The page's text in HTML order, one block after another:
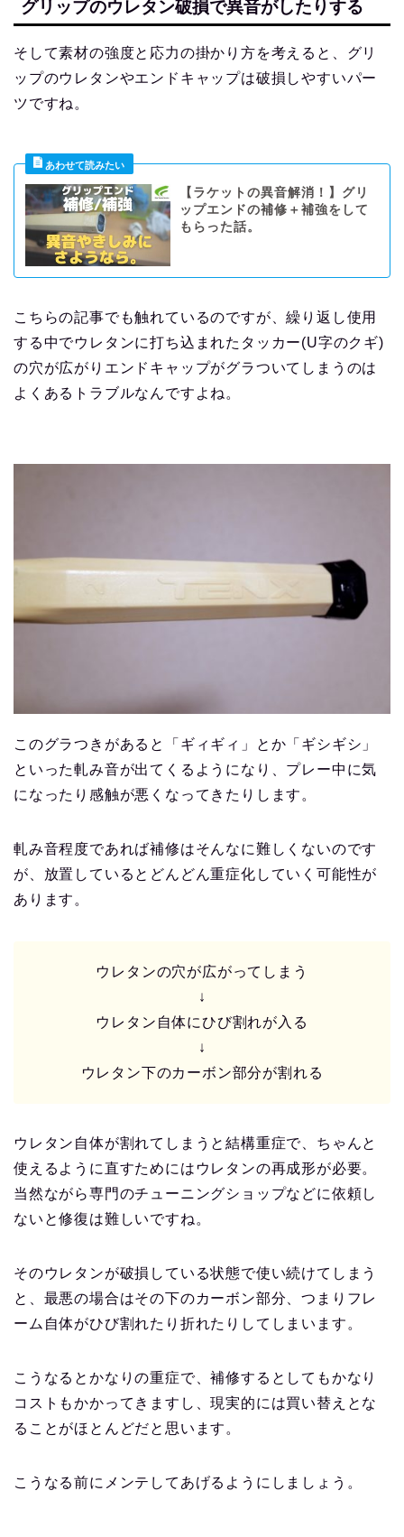
グリップのウレタン破損で異音がしたりする
そして素材の強度と応力の掛かり方を考えると、グリ
ップのウレタンやエンドキャップは破損しやすいパー
ツですね。
【ラケットの異音解消！】グリ
ップエンドの補修＋補強をして
もらった話。
こちらの記事でも触れているのですが、繰り返し使用
する中でウレタンに打ち込まれたタッカー(U字のクギ)
の穴が広がりエンドキャップがグラついてしまうのは
よくあるトラブルなんですよね。
このグラつきがあると「ギィギィ」とか「ギシギシ」
といった軋み音が出てくるようになり、プレー中に気
になったり感触が悪くなってきたりします。
軋み音程度であれば補修はそんなに難しくないのです
が、放置しているとどんどん重症化していく可能性が
あります。
ウレタンの穴が広がってしまう
↓
ウレタン自体にひび割れが入る
↓
ウレタン下のカーボン部分が割れる
ウレタン自体が割れてしまうと結構重症で、ちゃんと
使えるように直すためにはウレタンの再成形が必要。
当然ながら専門のチューニングショップなどに依頼し
ないと修復は難しいですね。
そのウレタンが破損している状態で使い続けてしまう
と、最悪の場合はその下のカーボン部分、つまりフレ
ーム自体がひび割れたり折れたりしてしまいます。
こうなるとかなりの重症で、補修するとしてもかなり
コストもかかってきますし、現実的には買い替えとな
ることがほとんどだと思います。
こうなる前にメンテしてあげるようにしましょう。